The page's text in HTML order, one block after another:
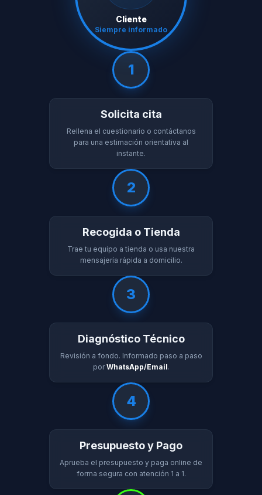
Cliente
Siempre informado
1
Solicita cita
Rellena el cuestionario o contáctanos
para una estimación orientativa al
instante.
2
Recogida o Tienda
Trae tu equipo a tienda o usa nuestra
mensajería rápida a domicilio.
3
Diagnóstico Técnico
Revisión a fondo. Informado paso a paso
porWhatsApp/Email.
4
Presupuesto y Pago
Aprueba el presupuesto y paga online de
forma segura con atención 1 a 1.